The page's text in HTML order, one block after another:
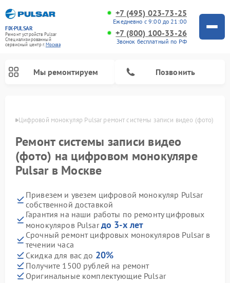
FIX-PULSAR
Ремонт устройств Pulsar
Специализированный
cервисный центр г.Москва
+7 (495) 023-73-25
Ежедневно с 9:00 до 21:00
+7 (800) 100-33-26
Звонок бесплатный по РФ
Мы ремонтируем Позвонить
Цифровой монокуляр Pulsar ремонт системы записи видео (фото)
Ремонт системы записи видео
(фото) на цифровом монокуляре
Pulsar в Москве
Привезем и увезем цифровой монокуляр Pulsar
собственной доставкой
Гарантия на наши работы по ремонту цифровых
монокуляров Pulsarдо 3-х лет
Срочный ремонт цифровых монокуляров Pulsar в
течении часа
Скидка для вас до 20%
Получите 1500 рублей на ремонт
Оригинальные комплектующие Pulsar